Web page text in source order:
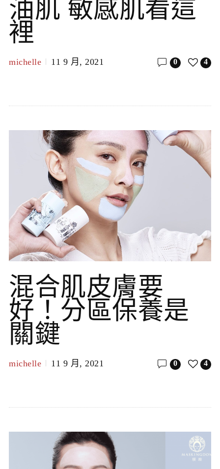
油肌 敏感肌看這
裡
michelle 11 9 月, 2021 4
0
混合肌皮膚要
好！分區保養是
關鍵
michelle 11 9 月, 2021 4
0